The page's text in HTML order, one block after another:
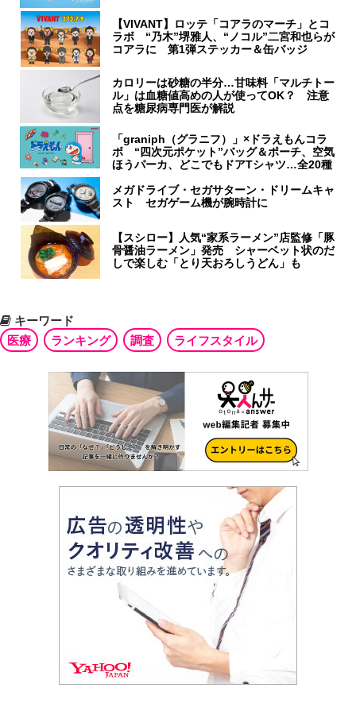
【VIVANT】ロッテ「コアラのマーチ」とコ
ラボ “乃木”堺雅人、“ノコル”二宮和也らが
コアラに 第1弾ステッカー＆缶バッジ
カロリーは砂糖の半分…甘味料「マルチトー
ル」は血糖値高めの人が使ってOK？ 注意
点を糖尿病専門医が解説
「graniph（グラニフ）」×ドラえもんコラ
ボ “四次元ポケット”バッグ＆ポーチ、空気
ほうパーカ、どこでもドアTシャツ…全20種
メガドライブ・セガサターン・ドリームキャ
スト セガゲーム機が腕時計に
【スシロー】人気“家系ラーメン”店監修「豚
骨醤油ラーメン」発売 シャーベット状のだ
しで楽しむ「とり天おろしうどん」も
キーワード
医療
ランキング 調査 ライフスタイル